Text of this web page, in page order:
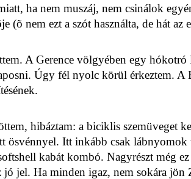
ha nem muszáj, nem csinálok
(õ nem ezt a szót használta, de hát
A Gerence völgyében egy
Úgy fél nyolc körül érkeztem.
hibáztam: a biciklis szemüveget
Itt inkább csak
kabát kombó. Nagyrészt még
jel. Ha minden igaz, nem sokára